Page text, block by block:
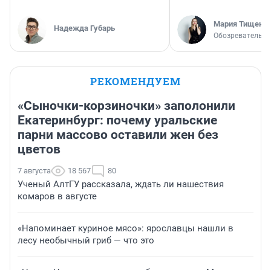
Надежда Губарь Мария Тищенко
Обозреватель
РЕКОМЕНДУЕМ
«Сыночки-корзиночки» заполонили
Екатеринбург: почему уральские
парни массово оставили жен без
цветов
7 августа 18 567 80
Ученый АлтГУ рассказала, ждать ли нашествия
комаров в августе
«Напоминает куриное мясо»: ярославцы нашли в
лесу необычный гриб — что это